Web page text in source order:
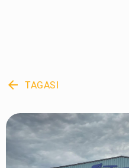
arrow_back TAGASI